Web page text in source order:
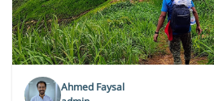
Ahmed Faysal